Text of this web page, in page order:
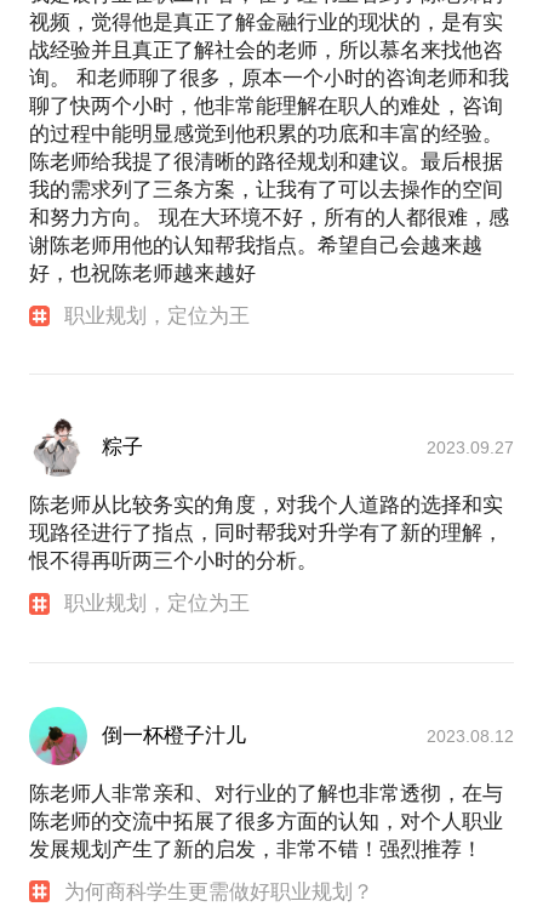
2018年：新增篇幅约12万字（共约37万字）、内容进
一步更新的《方向的力量-修订版》于今年上海书展发
布会暨签售会与读者们见面
2018年：“知己职彼”百节在线系列课程登录荔枝微课
等平台，上线4个月内收获6万+人气
2019年~今：成为知乎超级大V，生涯教育领域Top5 &
国际教育领域 Top2，累计阅读量1.4亿+
2021年：个人第三本新书《知己知彼—职业定位、规
划与发展》于9月出版，22.8万字，预计于上海展览中
心举办发布会&签售会
2011年~今：举办讲座场次190+，授课总小时数
个人简介：
国际教育与职业生涯教育领域全国资深专家，12年
+行业经验，8年+创业经验
中国民主促进会会员、民进上海高教联合委员会会员
美国约翰•霍普金斯大学商学院杰出校友，经济学学
士、金融学硕士
上海交大安、上财、上大、上大悉商等高校客座教授
字）《方向的力量：修订版》（2018年，33.2万字）
《知己知彼—职业定位、规划与发展》（2021年9
月，22.8万字）
百万粉丝教育IP，知乎超级大V，生涯教育领域
Top5、国际教育领域Top2，累计阅读量1.4亿+
曾全职供职于迪拜主权财富基金－迪拜世界资本
（PE-私募股权投资）、欧洲最大投行&全球九大投行
视频，觉得他是真正了解金融行业的现状的，是有实
战经验并且真正了解社会的老师，所以慕名来找他咨
询。 和老师聊了很多，原本一个小时的咨询老师和我
聊了快两个小时，他非常能理解在职人的难处，咨询
的过程中能明显感觉到他积累的功底和丰富的经验。
陈老师给我提了很清晰的路径规划和建议。最后根据
我的需求列了三条方案，让我有了可以去操作的空间
和努力方向。 现在大环境不好，所有的人都很难，感
谢陈老师用他的认知帮我指点。希望自己会越来越
好，也祝陈老师越来越好
职业规划，定位为王
粽子 2023.09.27
陈老师从比较务实的角度，对我个人道路的选择和实
现路径进行了指点，同时帮我对升学有了新的理解，
恨不得再听两三个小时的分析。
职业规划，定位为王
倒一杯橙子汁儿 2023.08.12
陈老师人非常亲和、对行业的了解也非常透彻，在与
陈老师的交流中拓展了很多方面的认知，对个人职业
发展规划产生了新的启发，非常不错！强烈推荐！
为何商科学生更需做好职业规划？